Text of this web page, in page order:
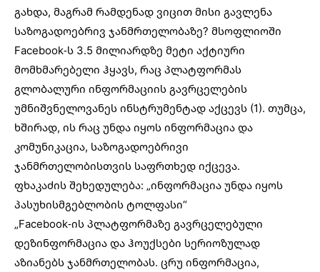
გახდა, მაგრამ რამდენად ვიცით მისი გავლენა
საზოგადოებრივ ჯანმრთელობაზე? მსოფლიოში
Facebook-ს 3.5 მილიარდზე მეტი აქტიური
მომხმარებელი ჰყავს, რაც პლატფორმას
გლობალური ინფორმაციის გავრცელების
უმნიშვნელოვანეს ინსტრუმენტად აქცევს (1). თუმცა,
ხშირად, ის რაც უნდა იყოს ინფორმაცია და
კომუნიკაცია, საზოგადოებრივი
ჯანმრთელობისთვის საფრთხედ იქცევა.
ფხაკაძის შეხედულება: „ინფორმაცია უნდა იყოს
პასუხისმგებლობის ტოლფასი“
„Facebook-ის პლატფორმაზე გავრცელებული
დეზინფორმაცია და ჰოუქსები სერიოზულად
აზიანებს ჯანმრთელობას. ცრუ ინფორმაცია,